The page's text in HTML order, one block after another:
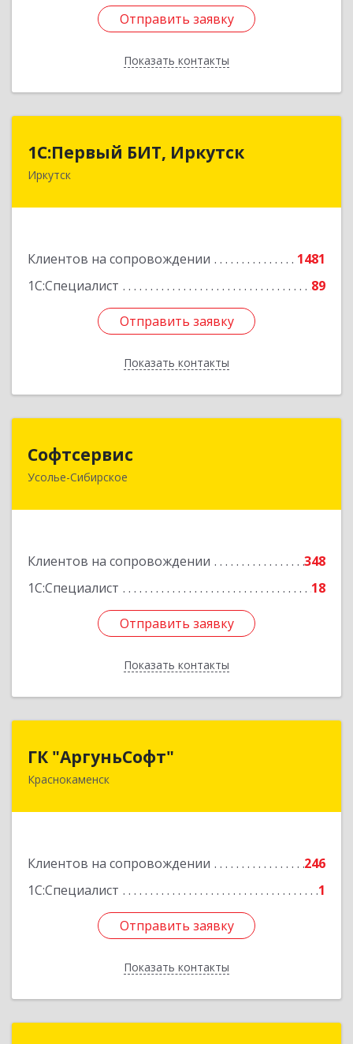
Отправить заявку
Показать контакты
Отправить заявку
Назад
1С:Первый БИТ, Иркутск
Иркутск
Клиентов на сопровождении
1481
1С:Специалист
89
Отправить заявку
Показать контакты
1С:Первый БИТ, Иркутск
664007, Иркутская обл, Иркутск г, Декабрьских
Отправить заявку
Назад
Софтсервис
Усолье-Сибирское
Клиентов на сопровождении
348
1С:Специалист
18
Отправить заявку
Показать контакты
665451, Иркутская обл, Усолье-Сибирское г,
Отправить заявку
Назад
ГК "АргуньСофт"
Краснокаменск
Клиентов на сопровождении
246
1С:Специалист
1
Отправить заявку
Показать контакты
674673, Забайкальский край, Краснокаменский
Подробнее
Отправить заявку
Назад